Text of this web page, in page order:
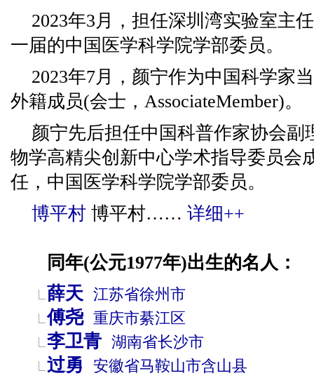
2023年3月，担任深圳湾实验室主
一届的中国医学科学院学部委员。
2023年7月，颜宁作为中国科学家
外籍成员(会士，AssociateMember)。
颜宁先后担任中国科普作家协会副
物学高精尖创新中心学术指导委员会
任，中国医学科学院学部委员。
博平村 博平村…… 详细++
同年(公元1977年)出生的名人：
薛天 江苏省徐州市
傅尧 重庆市綦江区
李卫青 湖南省长沙市
过勇 安徽省马鞍山市含山县